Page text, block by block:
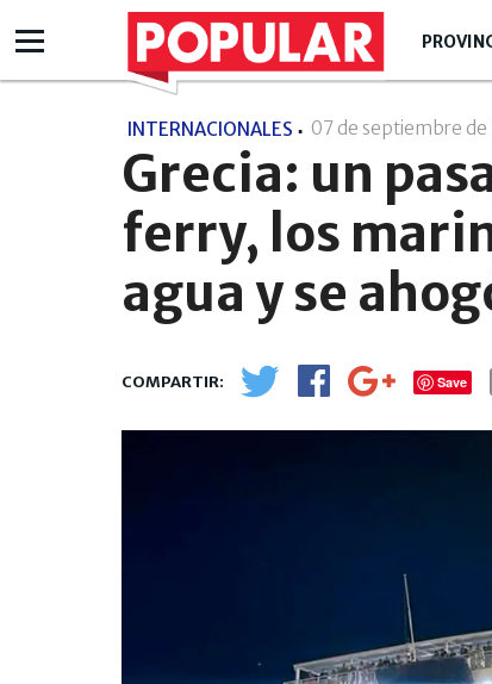
INTERNACIONALES 07 de septiembre de
Grecia: un
ferry, los
agua y se
Save